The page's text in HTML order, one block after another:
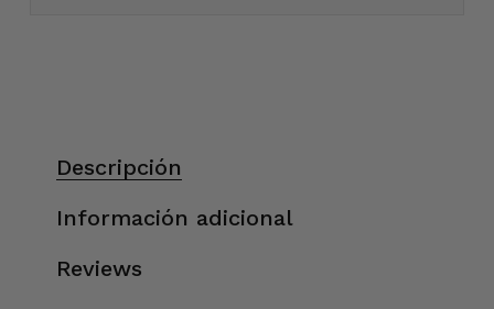
Descripción
Información adicional
Reviews